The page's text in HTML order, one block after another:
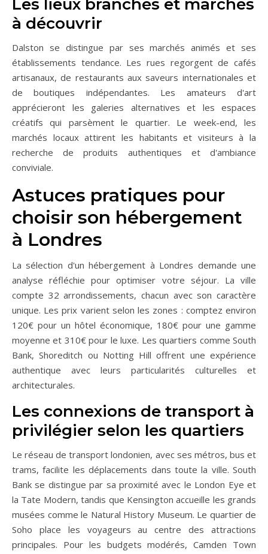
Les lieux branchés et marchés
à découvrir
Dalston se distingue par ses marchés animés et ses
établissements tendance. Les rues regorgent de cafés
artisanaux, de restaurants aux saveurs internationales et
de boutiques indépendantes. Les amateurs d'art
apprécieront les galeries alternatives et les espaces
créatifs qui parsèment le quartier. Le week-end, les
marchés locaux attirent les habitants et visiteurs à la
recherche de produits authentiques et d'ambiance
conviviale.
Astuces pratiques pour
choisir son hébergement
à Londres
La sélection d'un hébergement à Londres demande une
analyse réfléchie pour optimiser votre séjour. La ville
compte 32 arrondissements, chacun avec son caractère
unique. Les prix varient selon les zones : comptez environ
120€ pour un hôtel économique, 180€ pour une gamme
moyenne et 310€ pour le luxe. Les quartiers comme South
Bank, Shoreditch ou Notting Hill offrent une expérience
authentique avec leurs particularités culturelles et
architecturales.
Les connexions de transport à
privilégier selon les quartiers
Le réseau de transport londonien, avec ses métros, bus et
trams, facilite les déplacements dans toute la ville. South
Bank se distingue par sa proximité avec le London Eye et
la Tate Modern, tandis que Kensington accueille les grands
musées comme le Natural History Museum. Le quartier de
Soho place les voyageurs au centre des attractions
principales. Pour les budgets modérés, Camden Town